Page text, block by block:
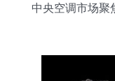
中央空调市场聚